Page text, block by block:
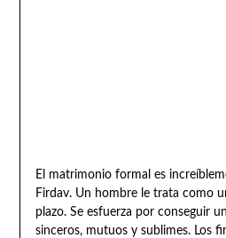
El matrimonio formal es
Firdav. Un hombre le trata como
plazo. Se esfuerza por conseguir
sinceros, mutuos y sublimes. Los